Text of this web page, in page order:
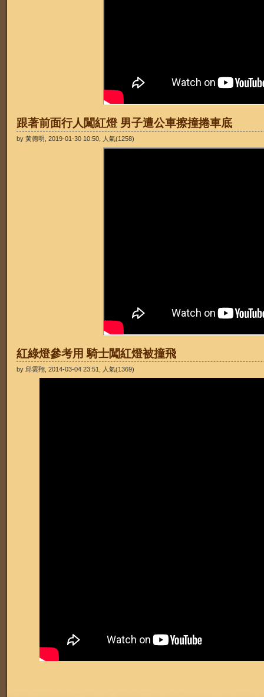
跟著前面行人闖紅燈 男子遭公車擦撞捲車底
by 黃德明, 2019-01-30 10:50, 人氣(1258)
紅綠燈參考用 騎士闖紅燈被撞飛
by 邱雲翔, 2014-03-04 23:51, 人氣(1369)